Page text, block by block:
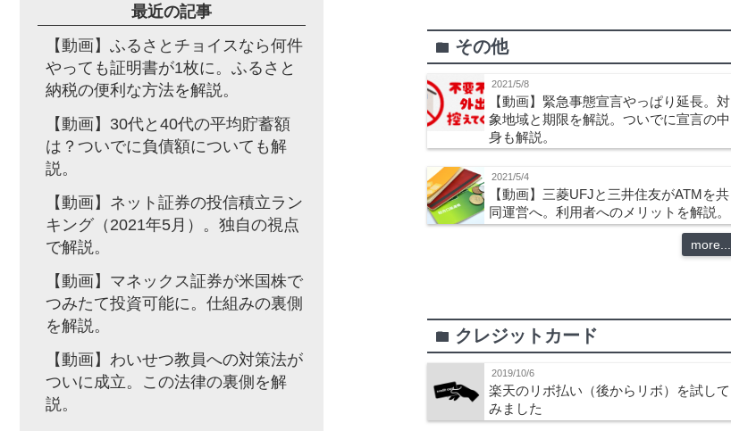
folder その他
2021/5/8
【動画】緊急事態宣言やっぱり延長。対
象地域と期限を解説。ついでに宣言の中
身も解説。
2021/5/4
【動画】三菱UFJと三井住友がATMを共
同運営へ。利用者へのメリットを解説。
more...
folder クレジットカード
2019/10/6
楽天のリボ払い（後からリボ）を試して
みました
最近の記事
【動画】ふるさとチョイスなら何件
やっても証明書が1枚に。ふるさと
納税の便利な方法を解説。
【動画】30代と40代の平均貯蓄額
は？ついでに負債額についても解
説。
【動画】ネット証券の投信積立ラン
キング（2021年5月）。独自の視点
で解説。
【動画】マネックス証券が米国株で
つみたて投資可能に。仕組みの裏側
を解説。
【動画】わいせつ教員への対策法が
ついに成立。この法律の裏側を解
説。